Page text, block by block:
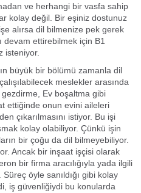
ve herhangi bir vasfa sahip
kolay değil. Bir eşiniz dostunuz
alırsa dil bilmenize pek gerek
devam ettirebilmek için B1
isteniyor.
büyük bir bölümü zamanla dil
meslekler arasında
Ev boşaltma gibi
ettiğinde onun evini aileleri
çıkarılmasını istiyor. Bu işi
kolay olabiliyor. Çünkü işin
bir çoğu da dil bilmeyebiliyor.
Ancak bir inşaat işçisi olarak
bir firma aracılığıyla yada ilgili
öyle sanıldığı gibi kolay
iş güvenliğiydi bu konularda